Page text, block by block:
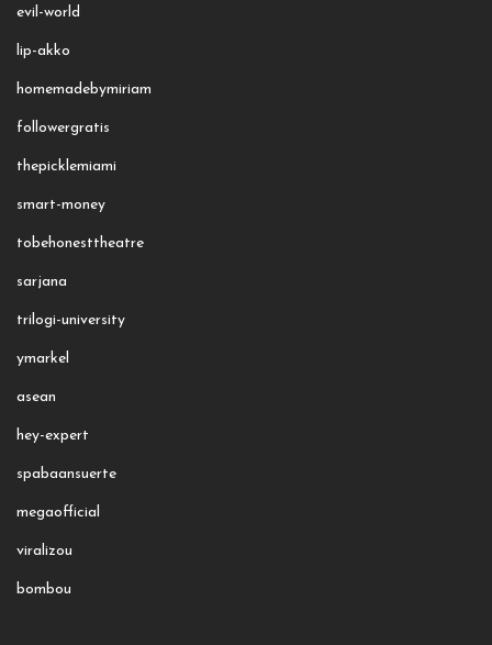
evil-world
lip-akko
homemadebymiriam
followergratis
thepicklemiami
smart-money
tobehonesttheatre
sarjana
trilogi-university
ymarkel
asean
hey-expert
spabaansuerte
megaofficial
viralizou
bombou